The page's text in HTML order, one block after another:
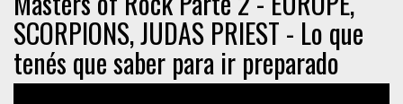
SCORPIONS, JUDAS PRIEST - Lo que
tenés que saber para ir preparado